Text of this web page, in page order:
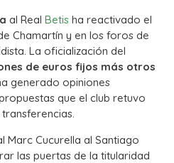
al Real Betis ha reactivado el
Chamartín y en los foros de
La oficialización del
de euros fijos más otros
generado opiniones
que el club retuvo
Marc Cucurella al Santiago
las puertas de la titularidad